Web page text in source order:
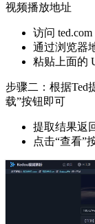
视频播放地址
访问
通过浏览器
粘贴上面的
步骤二：根据Ted
载”按钮即可
提取结果返
点击“查看”